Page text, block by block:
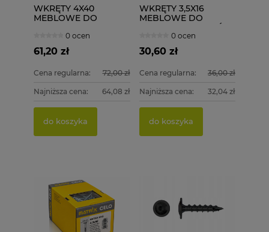
WKRĘTY 4X40
MEBLOWE DO
0 ocen
61,20 zł
Cena regularna: 72,00 zł
Najniższa cena: 64,08 zł
do koszyka
WKRĘTY 3,5X16
MEBLOWE DO
DREWNA ZAWIASÓW
1000 szt.0 ocen
30,60 zł
Cena regularna: 36,00 zł
Najniższa cena: 32,04 zł
do koszyka